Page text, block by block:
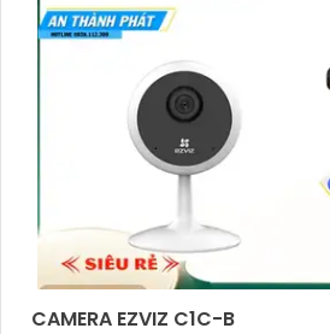
xa để phủ sóng diện tích lớn.
》《4:Chọn camera chống nước
cần camera sử dụng ngoài trời,
nước để chắc chắn hơn hoạt
Xem xét tính năng kết nối
camera kim loại có tính năng
dữ liệu để dễ dàng xem qua
Xem xét giá cả: Xác định ngân
chọn camera kim loại phù hợp
Hy vọng những gợi ý trên sẽ
một chiếc camera kim loại hoàn
CAMERA EZVIZ C1C-B